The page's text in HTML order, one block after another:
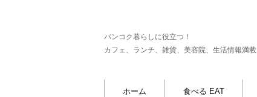
バンコク暮らしに役立つ！
カフェ、ランチ、雑貨、美容院、生活情報満載
ホーム 食べる EAT